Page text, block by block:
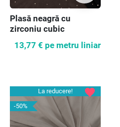
Plasă neagră cu
zirconiu cubic
13,77 € pe metru liniar
La reducere!
-50%
favorite